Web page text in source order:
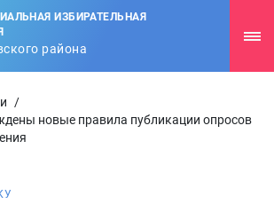
ИЗБИРАТЕЛЬНАЯ
района
/
новые правила публикации опросов